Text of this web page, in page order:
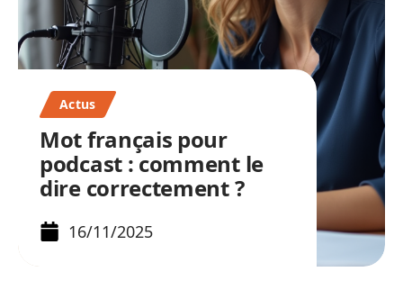
Actus
Mot français pour
podcast : comment le
dire correctement ?
16/11/2025